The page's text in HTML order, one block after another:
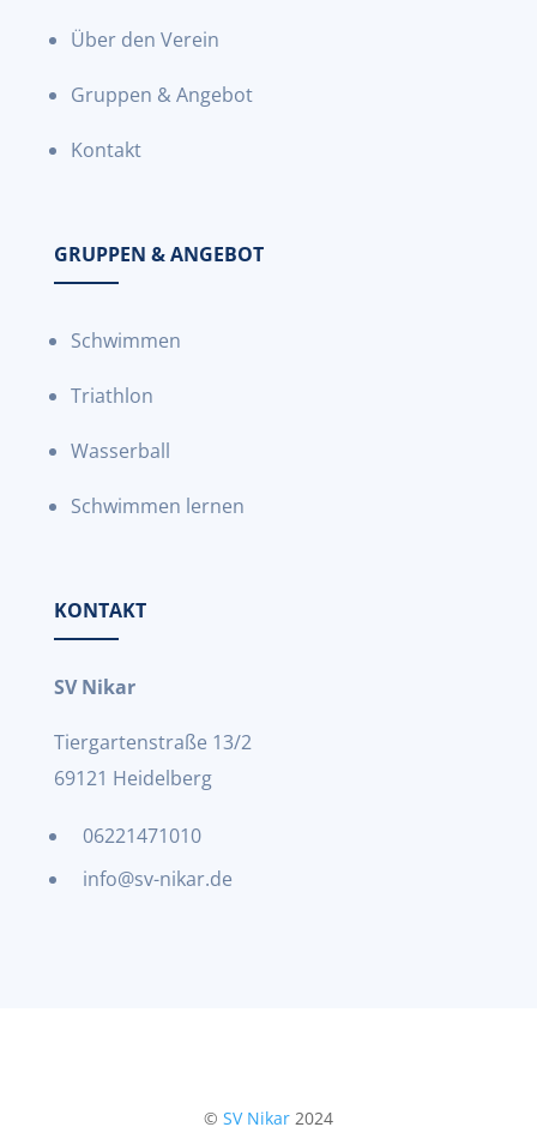
Über den Verein
Gruppen & Angebot
Kontakt
GRUPPEN & ANGEBOT
Schwimmen
Triathlon
Wasserball
Schwimmen lernen
KONTAKT
SV Nikar
Tiergartenstraße 13/2
69121 Heidelberg
06221471010
info@sv-nikar.de
© SV Nikar2024